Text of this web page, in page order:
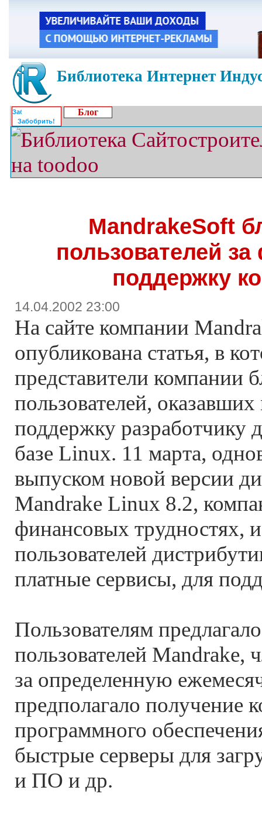
Библиотека Интернет
Забобрить!
Блог
MandrakeSoft
пользователей
поддержку
14.04.2002 23:00
На сайте компании
опубликована статья, в
представители компании
пользователей,
поддержку разработчику
базе Linux. 11 марта,
выпуском новой версии
Mandrake Linux 8.2,
финансовых трудностях,
пользователей
платные сервисы, для
Пользователям
пользователей Mandrake,
за определенную
предполагало получение
программного
быстрые серверы для
и ПО и др.